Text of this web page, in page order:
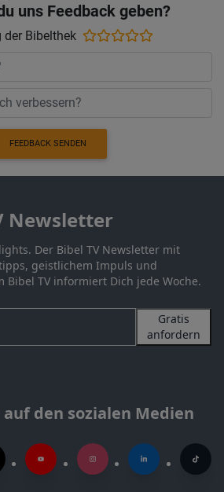
uns Feedback geben?
der Bibelthek
FEEDBACK SENDEN
Newsletter
Der Bibel TV Newsletter mit
geistlichem Impuls und
Bibel TV informiert Dich jede Woche.
Gratis
anfordern
auf den sozialen Medien